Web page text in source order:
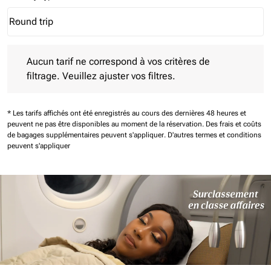
Journey Types option Round trip Selected
Round trip
keyboard_arrow_down
Aucun tarif ne correspond à vos critères de
filtrage. Veuillez ajuster vos filtres.
* Les tarifs affichés ont été enregistrés au cours des dernières 48 heures et
peuvent ne pas être disponibles au moment de la réservation. Des frais et coûts
de bagages supplémentaires peuvent s'appliquer. D'autres termes et conditions
peuvent s'appliquer